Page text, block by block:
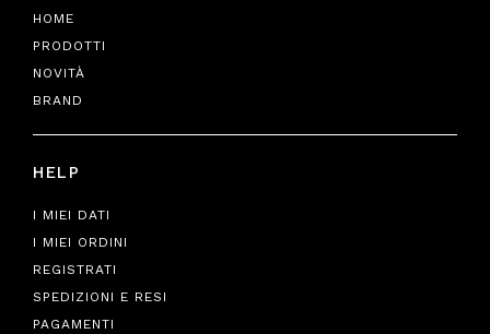
HOME
PRODOTTI
NOVITÀ
BRAND
HELP
I MIEI DATI
I MIEI ORDINI
REGISTRATI
SPEDIZIONI E RESI
PAGAMENTI